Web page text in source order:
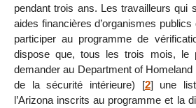
pendant trois ans. Les travailleurs qui
aides financières d’organismes publics
participer au programme de
dispose que, tous les trois mois, le
demander au Department of
de la sécurité intérieure) [2] une
l’Arizona inscrits au programme et la